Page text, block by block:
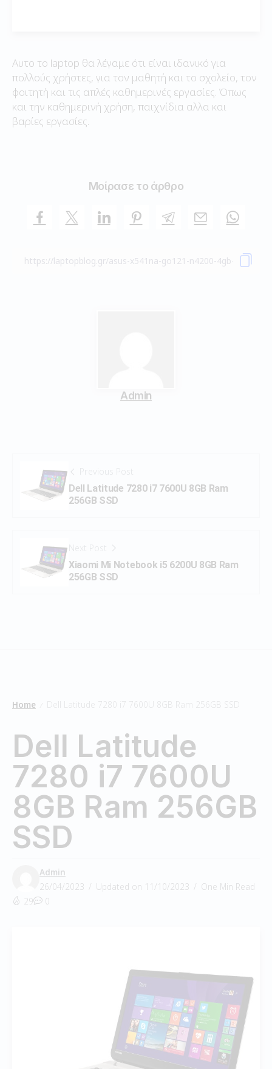
Αυτο το laptop θα λέγαμε ότι είναι ιδανικό για
πολλούς χρήστες, για τον μαθητή και το σχολείο, τον
φοιτητή και τις απλές καθημερινές εργασίες. Όπως
και την καθημερινή χρήση, παιχνίδια αλλα και
βαρίες εργασίες.
Μοίρασε το άρθρο
Admin
Previous Post
Dell Latitude 7280 i7 7600U 8GB Ram
256GB SSD
Next Post
Xiaomi Mi Notebook i5 6200U 8GB Ram
256GB SSD
Home Dell Latitude 7280 i7 7600U 8GB Ram 256GB SSD
Dell Latitude
7280 i7 7600U
8GB Ram 256GB
SSD
Admin
26/04/2023
Updated on 11/10/2023
One Min Read
29
0